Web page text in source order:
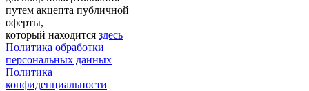
путем акцепта публичной
оферты,
который находится здесь
Политика обработки
персональных данных
Политика
конфиденциальности